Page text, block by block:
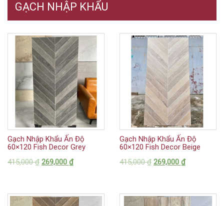
GẠCH NHẬP KHẨU
Gạch Nhập Khẩu Ấn Độ
60×120 Fish Decor Grey
415,000₫ 269,000 ₫
Gạch Nhập Khẩu Ấn Độ
60×120 Fish Decor Beige
415,000₫ 269,000 ₫